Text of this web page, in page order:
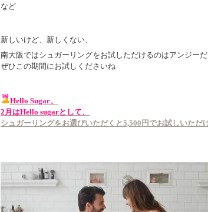
など
新しいけど、新しくない、
南大阪ではシュガーリングをお試しただけるのはアンジー
ぜひこの期間にお試しくださいね
Hello Sugar、
2月はHello sugarとして、
シュガーリングをお選びいただくと5,500円でお試しいただ